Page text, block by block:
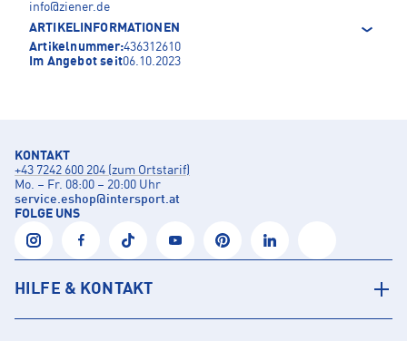
info@ziener.de
ARTIKELINFORMATIONEN
Artikelnummer:436312610
Im Angebot seit06.10.2023
KONTAKT
+43 7242 600 204 (zum Ortstarif)
Mo. – Fr. 08:00 – 20:00 Uhr
service.eshop@intersport.at
FOLGE UNS
HILFE & KONTAKT